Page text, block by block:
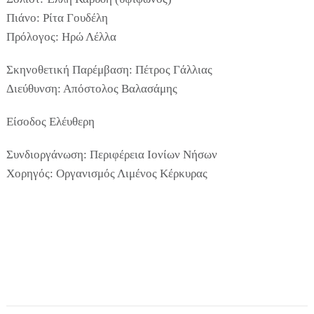
Πιάνο: Ρίτα Γουδέλη
Πρόλογος: Ηρώ Λέλλα
Σκηνοθετική Παρέμβαση: Πέτρος Γάλλιας
Διεύθυνση: Απόστολος Βαλασάμης
Είσοδος Ελέυθερη
Συνδιοργάνωση: Περιφέρεια Ιονίων Νήσων
Χορηγός: Οργανισμός Λιμένος Κέρκυρας